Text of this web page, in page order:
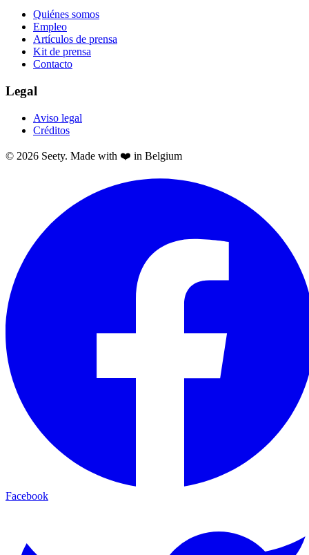
Quiénes somos
Empleo
Artículos de prensa
Kit de prensa
Contacto
Legal
Aviso legal
Créditos
© 2026 Seety. Made with ❤️ in Belgium
Facebook